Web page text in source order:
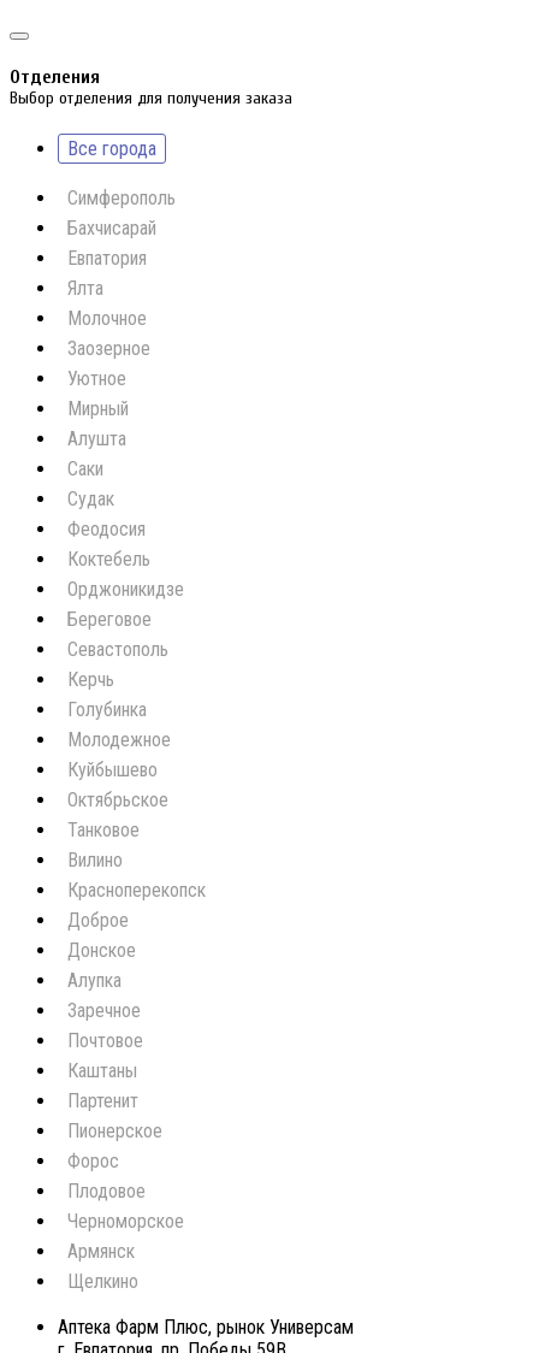
Отделения
Выбор отделения для получения заказа
Все города
Симферополь
Бахчисарай
Евпатория
Ялта
Молочное
Заозерное
Уютное
Мирный
Алушта
Саки
Судак
Феодосия
Коктебель
Орджоникидзе
Береговое
Севастополь
Керчь
Голубинка
Молодежное
Куйбышево
Октябрьское
Танковое
Вилино
Красноперекопск
Доброе
Донское
Алупка
Заречное
Почтовое
Каштаны
Партенит
Пионерское
Форос
Плодовое
Черноморское
Армянск
Щелкино
Аптека Фарм Плюс, рынок Универсам